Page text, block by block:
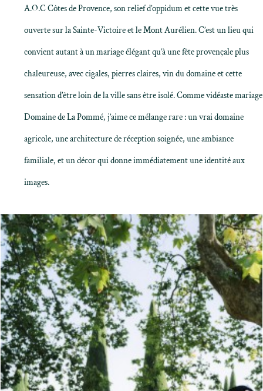
A.O.C Côtes de Provence, son relief d’oppidum et cette vue très
ouverte sur la Sainte-Victoire et le Mont Aurélien. C’est un lieu qui
convient autant à un mariage élégant qu’à une fête provençale plus
chaleureuse, avec cigales, pierres claires, vin du domaine et cette
sensation d’être loin de la ville sans être isolé. Comme vidéaste mariage
Domaine de La Pommé, j’aime ce mélange rare : un vrai domaine
agricole, une architecture de réception soignée, une ambiance
familiale, et un décor qui donne immédiatement une identité aux
images.